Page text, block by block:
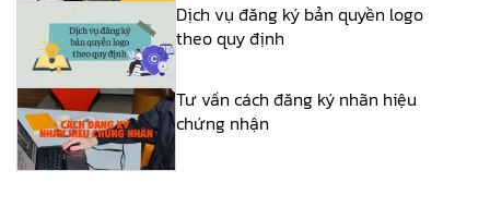
Dịch vụ đăng ký bản quyền logo
theo quy định
Tư vấn cách đăng ký nhãn hiệu
chứng nhận